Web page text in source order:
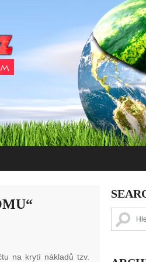
na krytí nákladů tzv.